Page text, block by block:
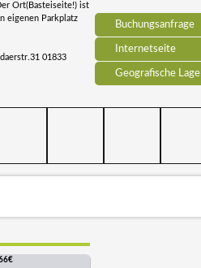
Buchungsanfrage
Internetseite
Geografische Lage
Ort(Basteiseite!) ist
eigenen Parkplatz
01833